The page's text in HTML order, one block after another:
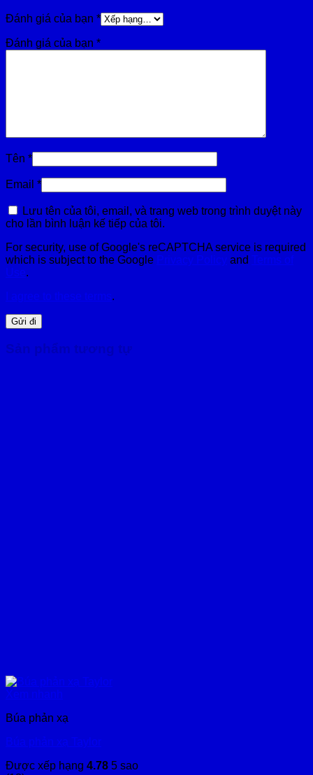
Đánh giá của bạn *
Đánh giá của bạn *
Tên *
Email *
Lưu tên của tôi, email, và trang web trong trình duyệt này
cho lần bình luận kế tiếp của tôi.
For security, use of Google's reCAPTCHA service is required
which is subject to the Google Privacy Policy and Terms of
Use.
I agree to these terms.
Sản phẩm tương tự
Xem nhanh
Búa phản xạ
Búa phản xạ Taylor
Được xếp hạng 4.78 5 sao